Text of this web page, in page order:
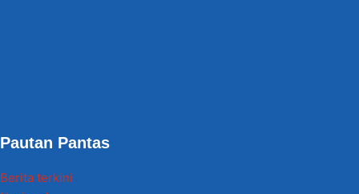
Pautan Pantas
Berita terkini